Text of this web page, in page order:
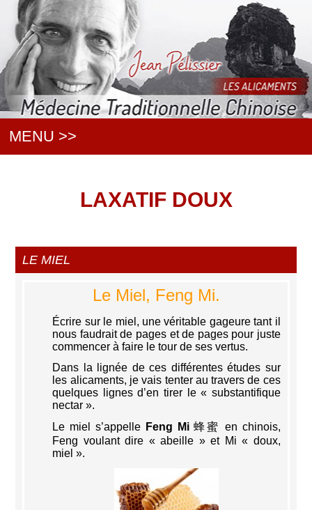
MENU >>
LAXATIF DOUX
LE MIEL
Le Miel, Feng Mi.
Écrire sur le miel, une véritable gageure tant il
nous faudrait de pages et de pages pour juste
commencer à faire le tour de ses vertus.
Dans la lignée de ces différentes études sur
les alicaments, je vais tenter au travers de ces
quelques lignes d’en tirer le « substantifique
nectar ».
Le miel s’appelle Feng Mi蜂蜜 en chinois,
Feng voulant dire « abeille » et Mi « doux,
miel ».